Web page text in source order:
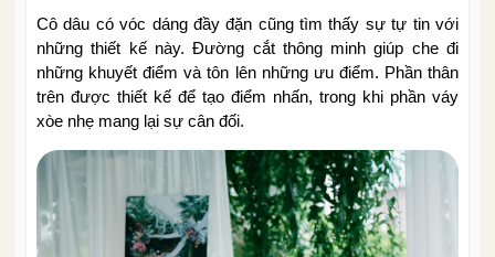
Cô dâu có vóc dáng đầy đặn cũng tìm thấy sự tự tin với
những thiết kế này. Đường cắt thông minh giúp che đi
những khuyết điểm và tôn lên những ưu điểm. Phần thân
trên được thiết kế để tạo điểm nhấn, trong khi phần váy
xòe nhẹ mang lại sự cân đối.